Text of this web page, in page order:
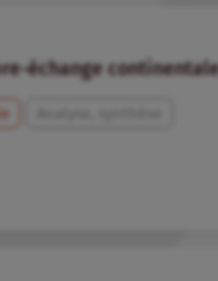
échange